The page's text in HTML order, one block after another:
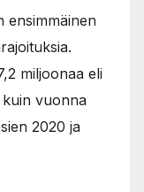
ensimmäinen
miljoonaa eli
kuin vuonna
2020 ja